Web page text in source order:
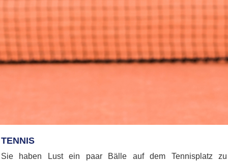
TENNIS
Sie haben Lust ein paar Bälle auf dem Tennisplatz zu